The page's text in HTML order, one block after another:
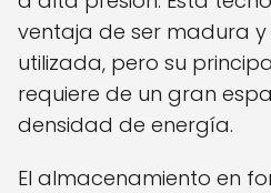
ventaja de ser madura
utilizada, pero su
requiere de un gran
densidad de energía.
El almacenamiento en